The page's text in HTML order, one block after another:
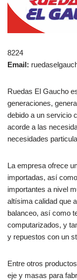
8224
Email:
Ruedas El Gaucho
generaciones,
debido a un servicio
acorde a las
necesidades
La empresa ofrece
importadas, así
importantes a nivel
altísima calidad que
balanceo, así como
computarizados, y
y repuestos con un
Entre otros
eje y masas para